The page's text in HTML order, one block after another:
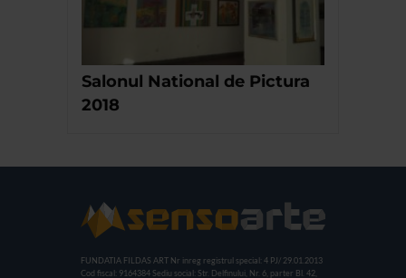
Salonul National de Pictura
2018
FUNDATIA FILDAS ART Nr inreg registrul special: 4 PJ/ 29.01.2013
Cod fiscal: 9164384 Sediu social: Str. Delfinului, Nr. 6, parter Bl. 42,